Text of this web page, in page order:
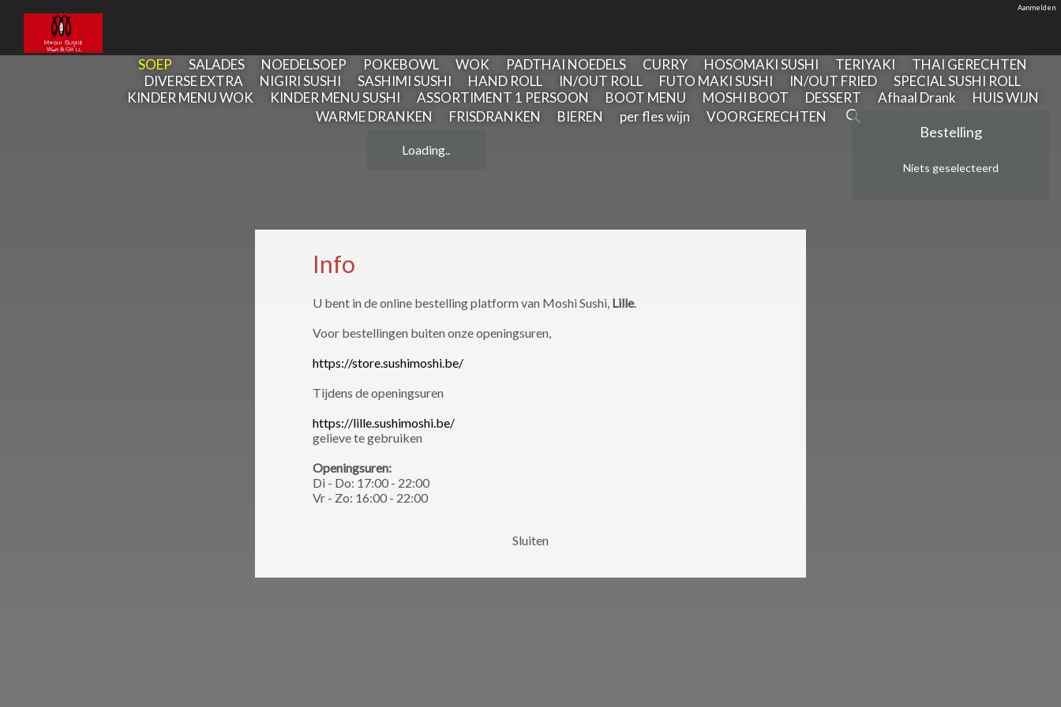
Aanmelden
Loading..
SOEP SALADES NOEDELSOEP POKEBOWL WOK PADTHAI NOEDELS CURRY HOSOMAKI SUSHI TERIYAKI
THAI GERECHTEN
DIVERSE EXTRA
NIGIRI SUSHI SASHIMI SUSHI HAND ROLL IN/OUT ROLL FUTO MAKI SUSHI IN/OUT FRIED
SPECIAL SUSHI ROLL
KINDER MENU WOK
KINDER MENU SUSHI ASSORTIMENT 1 PERSOON BOOT MENU MOSHI BOOT DESSERT Afhaal Drank
HUIS WIJN
WARME DRANKEN
FRISDRANKEN BIEREN per fles wijn VOORGERECHTEN
Bestelling
Niets geselecteerd
Info
U bent in de online bestelling platform van Moshi Sushi, Lille.
Voor bestellingen buiten onze openingsuren,
https://store.sushimoshi.be/
Tijdens de openingsuren
https://lille.sushimoshi.be/
gelieve te gebruiken
Openingsuren:
Di - Do: 17:00 - 22:00
Vr - Zo: 16:00 - 22:00
Sluiten